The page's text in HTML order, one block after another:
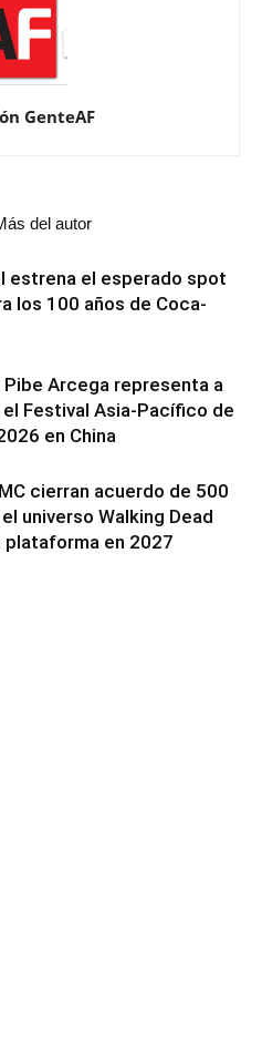
GenteAF
del autor
estrena el esperado spot
los 100 años de Coca-
Pibe Arcega representa a
Festival Asia-Pacífico de
en China
cierran acuerdo de 500
universo Walking Dead
plataforma en 2027